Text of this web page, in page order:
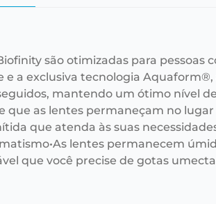
são otimizadas para pessoas
a exclusiva tecnologia
mantendo um ótimo nível
as lentes permaneçam no
que atenda às suas
lentes permanecem
que você precise de gotas